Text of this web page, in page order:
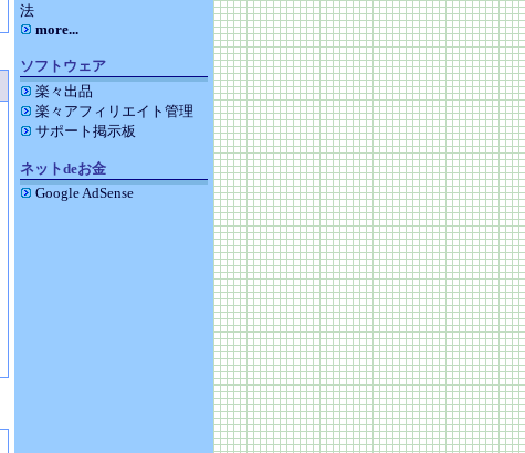
法
more...
ソフトウェア
楽々出品
楽々アフィリエイト管理
サポート掲示板
ネットdeお金
Google AdSense